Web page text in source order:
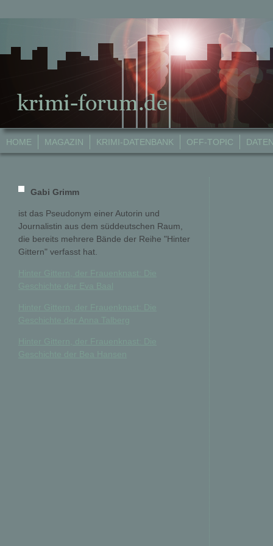
HOME MAGAZIN KRIMI-DATENBANK OFF-TOPIC
Gabi Grimm
ist das Pseudonym einer Autorin und
Journalistin aus dem süddeutschen Raum,
die bereits mehrere Bände der Reihe "Hinter
Gittern" verfasst hat.
Geschichte der Anna Talberg